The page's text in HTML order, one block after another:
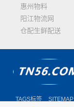
惠州物料
阳江物流网
仓配生鲜配送
TAGS标签 SITEMAP